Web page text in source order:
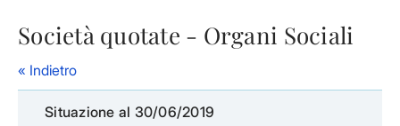
Società quotate - Organi Sociali
« Indietro
Situazione al 30/06/2019